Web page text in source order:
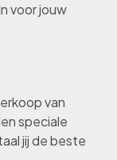
voor jouw
van
speciale
jij de beste